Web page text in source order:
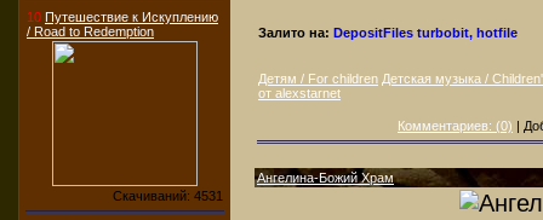
10 Путешествие к Искуплению
/ Road to Redemption
Скачиваний: 4531
Залито на: DepositFiles turbobit, hotfile
Детям / For children Детская музыка /
от alexstarnet
Комментариев: (0) |
Ангелина-Божий Храм